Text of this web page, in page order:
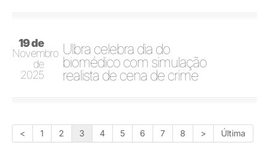
19 de
Novembro
de
2025
Ulbra celebra dia do
biomédico com simulação
realista de cena de crime
< 1 2 3 4 5 6 7 8 > Última